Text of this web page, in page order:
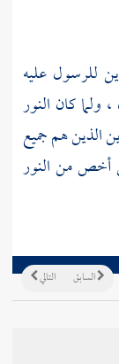
للرسول عليه
ولما كان النور
الذين هم جميع
أخص من النور
التالي السابق